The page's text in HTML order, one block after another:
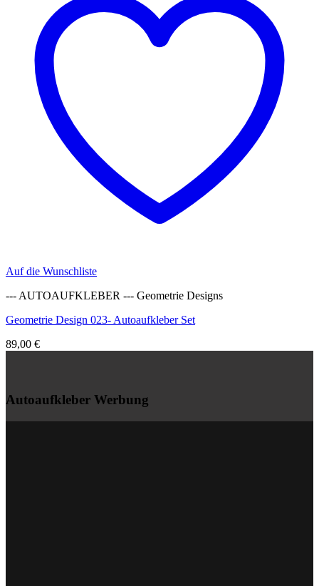
Auf die Wunschliste
--- AUTOAUFKLEBER --- Geometrie Designs
Geometrie Design 023- Autoaufkleber Set
89,00 €
Autoaufkleber Werbung